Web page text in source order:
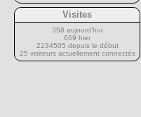
Visites
358 aujourd’hui
669 hier
2234505 depuis le début
25 visiteurs actuellement connectés